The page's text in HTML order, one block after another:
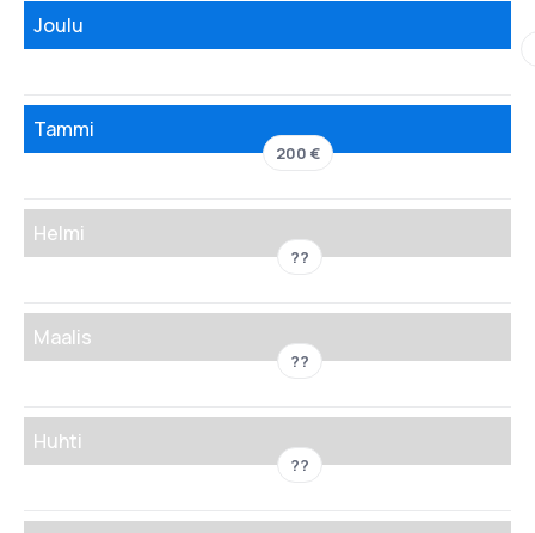
Joulu
Tammi
200 €
Helmi
??
Maalis
??
Huhti
??